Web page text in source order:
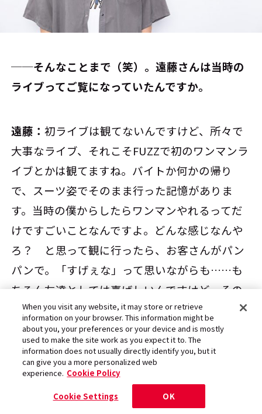
──そんなことまで（笑）。遠藤さんは当時の
ライブってご覧になっていたんですか。
遠藤：初ライブは観てないんですけど、所々で
大事なライブ、それこそFUZZで初のワンマンラ
イブとかは観てますね。バイトか何かの帰り
で、スーツ姿でそのまま行った記憶がありま
す。当時の僕からしたらワンマンやれるってだ
けですごいことなんですよ。どんな感じなんや
ろ？ と思って観に行ったら、お客さんがパン
パンで。「すげぇな」って思いながらも……も
ちろん友達としては喜ばしいんですけど、その
光景を素直に観られない自分もいたりして。
──FUZZで初ワンマンをするというのも計画
に組み込まれていたんですよね、きっと。
When you visit any website, it may store or retrieve
information on your browser. This information might be
about you, your preferences or your device and is mostly
used to make the site work as you expect it to. The
information does not usually directly identify you, but it
can give you a more personalized web
experience. Cookie Policy
Cookie Settings OK